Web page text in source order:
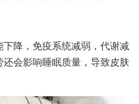
降，免疫系统减弱，代谢减
会影响睡眠质量，导致皮肤